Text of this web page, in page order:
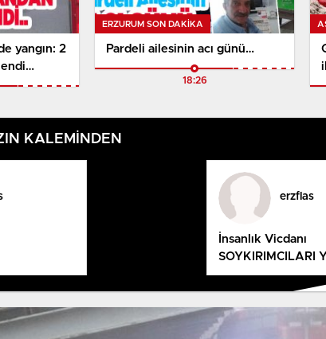
yangın: 2
ERZURUM SON DAKİKA
Pardeli ailesinin acı günü…
18:26
KALEMİNDEN
erzflas
İnsanlık Vicdanı
SOYKIRIMCILARI